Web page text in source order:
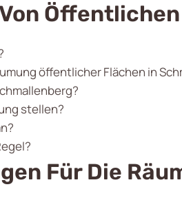
öffentlicher Flächen in
stellen?
Für Die